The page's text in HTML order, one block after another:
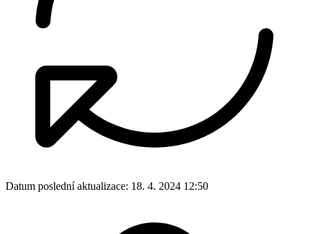
Datum poslední aktualizace: 18. 4. 2024 12:50